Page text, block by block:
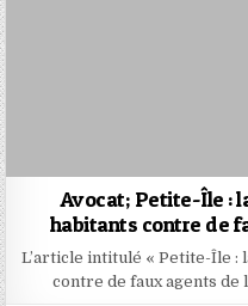
Avocat; Petite-Île :
habitants contre de
L’article intitulé « Petite-Île :
contre de faux agents de